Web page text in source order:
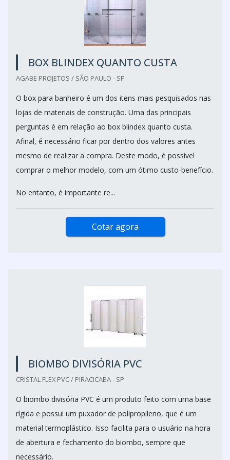
BOX BLINDEX QUANTO CUSTA
AGABE PROJETOS / SÃO PAULO - SP
O box para banheiro é um dos itens mais pesquisados nas
lojas de materiais de construção. Uma das principais
perguntas é em relação ao box blindex quanto custa.
Afinal, é necessário ficar por dentro dos valores antes
mesmo de realizar a compra. Deste modo, é possível
comprar o melhor modelo, com um ótimo custo-benefício.
No entanto, é importante re...
Cotar agora
BIOMBO DIVISÓRIA PVC
CRISTAL FLEX PVC / PIRACICABA - SP
O biombo divisória PVC é um produto feito com uma base
rígida e possui um puxador de polipropileno, que é um
material termoplástico. Isso facilita para o usuário na hora
de abertura e fechamento do biombo, sempre que
necessário.